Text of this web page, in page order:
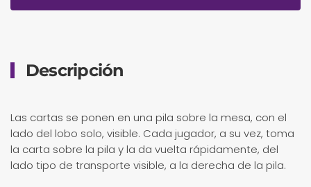
Descripción
Las cartas se ponen en una pila sobre la mesa, con el
lado del lobo solo, visible. Cada jugador, a su vez, toma
la carta sobre la pila y la da vuelta rápidamente, del
lado tipo de transporte visible, a la derecha de la pila.